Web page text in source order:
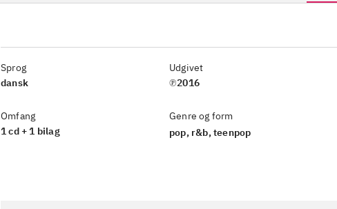
Sprog
dansk
Omfang
1 cd + 1 bilag
Udgivet
℗2016
Genre og form
pop, r&b, teenpop